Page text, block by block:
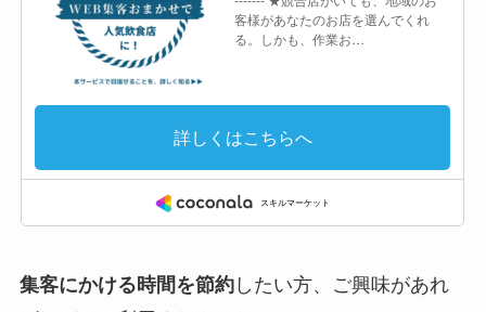
集客にかける時間を節約したい方、ご興味があれ